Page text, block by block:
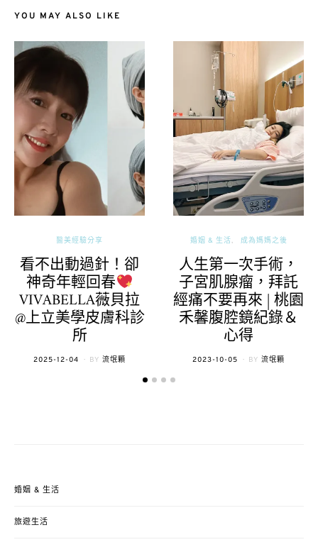
YOU MAY ALSO LIKE
醫美經驗分享
看不出動過針！卻
神奇年輕回春
VIVABELLA薇貝拉
@上立美學皮膚科診
所
POSTED
2025-12-04 BY 流氓顆
婚姻 & 生活 成為媽媽之後
人生第一次手術，
子宮肌腺瘤，拜託
經痛不要再來 | 桃園
禾馨腹腔鏡紀錄＆
心得
POSTED
2023-10-05 BY 流氓顆
婚姻 & 生活
旅遊生活